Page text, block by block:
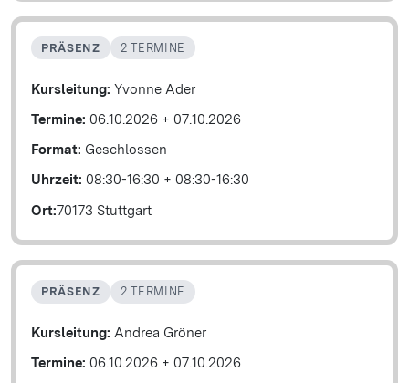
PRÄSENZ 2 TERMINE
Kursleitung: Yvonne Ader
Termine: 06.10.2026 + 07.10.2026
Format: Geschlossen
Uhrzeit: 08:30-16:30 + 08:30-16:30
Ort:70173 Stuttgart
PRÄSENZ 2 TERMINE
Kursleitung: Andrea Gröner
Termine: 06.10.2026 + 07.10.2026